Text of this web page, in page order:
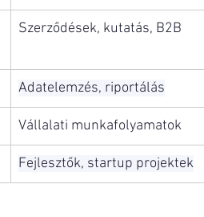
Szerződések, kutatás, B2B
Adatelemzés, riportálás
Vállalati munkafolyamatok
Fejlesztők, startup projektek